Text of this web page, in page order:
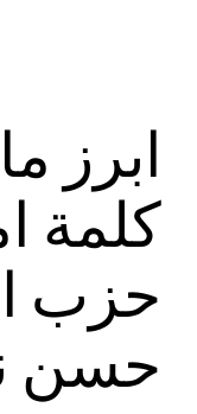
ابرز
كلمة
حزب
حسن